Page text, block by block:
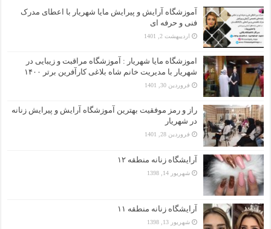
آموزشگاه آرایش و پیرایش مایا شهریار با اعطای مدرک
فنی و حرفه ای
اردیبهشت 2, 1401
اموزشگاه مایا شهریار : آموزشگاه مراقبت و زیبایی در
شهریار با مدیریت خانم شاه بلاغی کارآفرین برتر ۱۴۰۰
فروردین 30, 1401
راز و رمز موفقیت بهترین آموزشگاه آرایش و پیرایش زنانه
در شهریار
فروردین 28, 1401
آرایشگاه زنانه منطقه ۱۲
شهریور 14, 1398
آرایشگاه زنانه منطقه ۱۱
شهریور 13, 1398